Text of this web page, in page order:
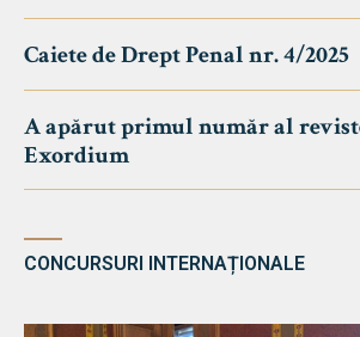
Caiete de Drept Penal nr. 4/2025
A apărut primul număr al
Exordium
CONCURSURI INTERNAȚIONALE